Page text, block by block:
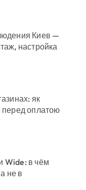
Киев —
настройка
як
перед оплатою
Wide: в чём
не в